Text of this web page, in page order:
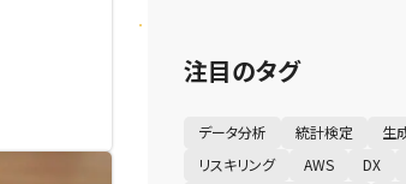
注目のタグ
データ分析 統計検定 生
リスキリング
AWS DX